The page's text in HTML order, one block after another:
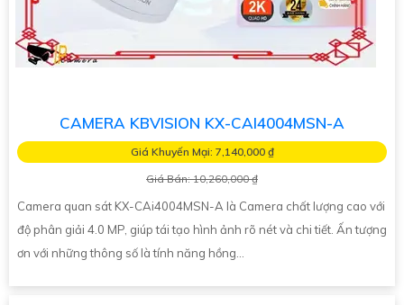
CAMERA KBVISION KX-CAI4004MSN-A
Giá Khuyến Mại: 7,140,000 ₫
Giá Bán: 10,260,000 ₫
Camera quan sát KX-CAi4004MSN-A là Camera chất lượng cao với
độ phân giải 4.0 MP, giúp tái tạo hình ảnh rõ nét và chi tiết. Ấn tượng
ơn với những thông số là tính năng hồng...